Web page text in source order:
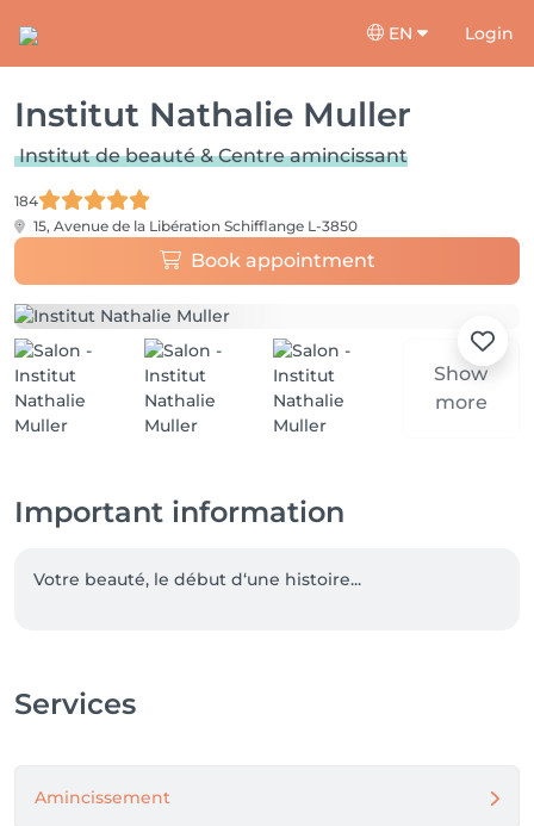
EN Login
Institut Nathalie Muller
Institut de beauté & Centre amincissant
184
15, Avenue de la Libération Schifflange L-3850
Book appointment
Show
more
Important information
Votre beauté, le début d‘une histoire...
Services
Amincissement